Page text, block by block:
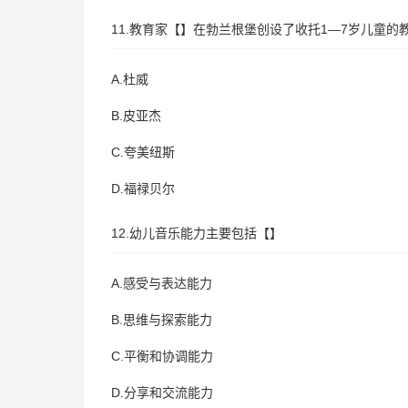
11.教育家【】在勃兰根堡创设了收托1—7岁儿童的教
A.杜威
B.皮亚杰
C.夸美纽斯
D.福禄贝尔
12.幼儿音乐能力主要包括【】
A.感受与表达能力
B.思维与探索能力
C.平衡和协调能力
D.分享和交流能力